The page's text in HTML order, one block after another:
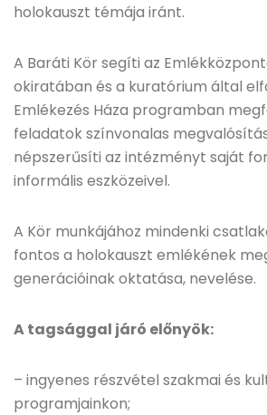
holokauszt témája iránt.
A Baráti Kör segíti az
okiratában és a kuratórium által
Emlékezés Háza programban
feladatok színvonalas
népszerűsíti az intézményt saját
informális eszközeivel.
A Kör munkájához mindenki
fontos a holokauszt emlékének
generációinak oktatása, nevelése.
A tagsággal járó előnyök:
– ingyenes részvétel szakmai és
programjainkon;